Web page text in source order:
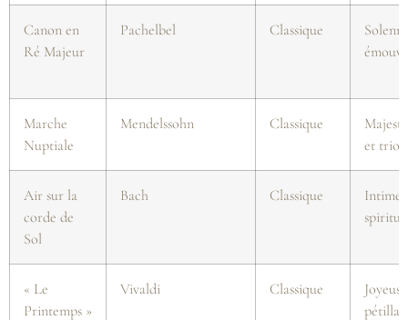
Canon en
Ré Majeur
Pachelbel Classique
Marche
Nuptiale
Mendelssohn Classique
et
Air sur la
corde de
Sol
Bach Classique
Intime
« Le
Printemps »
Vivaldi Classique